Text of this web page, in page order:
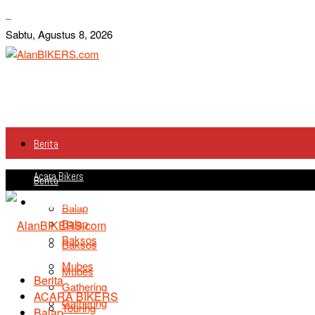
Sabtu, Agustus 8, 2026
Berita
Acara Bikers
Balap
Baksos
Mubes
Gathering
Berita
Acara Bikers
Balap
Baksos
Mubes
Gathering
Touring
Berita
ACARA BIKERS